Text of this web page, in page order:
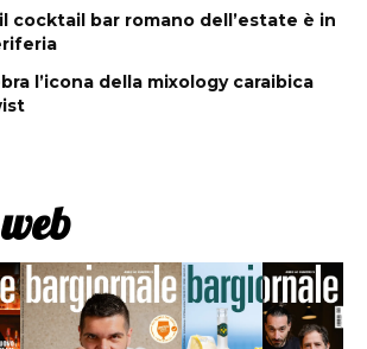
cocktail bar romano dell’estate è in
l’icona della mixology caraibica